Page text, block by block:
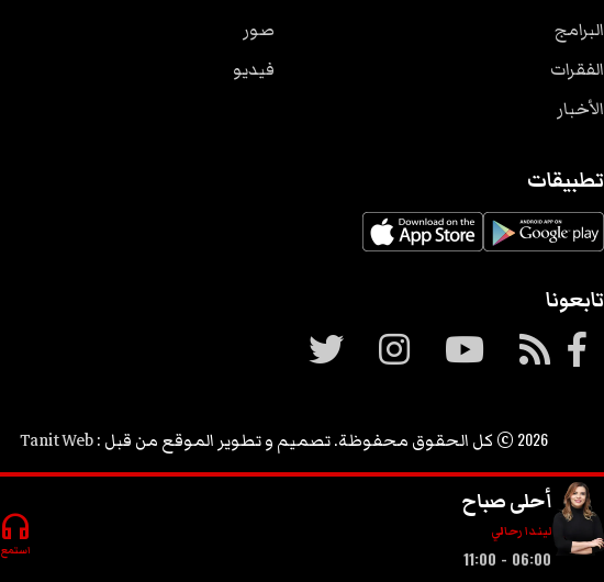
البرامج
الفقرات
الأخبار
صور
فيديو
تطبيقات
تابعونا
2026 © كل الحقوق محفوظة. تصميم و تطوير الموقع من قبل :Tanit Web
أحلى صباح
ليندا رحالي
06:00 - 11:00
headphones
استمع